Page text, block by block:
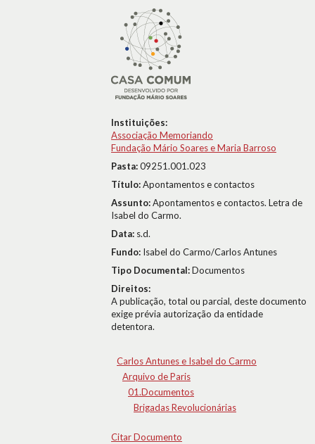
Instituições:
Associação Memoriando
Fundação Mário Soares e Maria Barroso
Pasta:09251.001.023
Título:Apontamentos e contactos
Assunto:Apontamentos e contactos. Letra de
Isabel do Carmo.
Data: s.d.
Fundo: Isabel do Carmo/Carlos Antunes
Tipo Documental:Documentos
Direitos:
A publicação, total ou parcial, deste documento
exige prévia autorização da entidade
detentora.
Carlos Antunes e Isabel do Carmo
Arquivo de Paris
01.Documentos
Brigadas Revolucionárias
Citar Documento